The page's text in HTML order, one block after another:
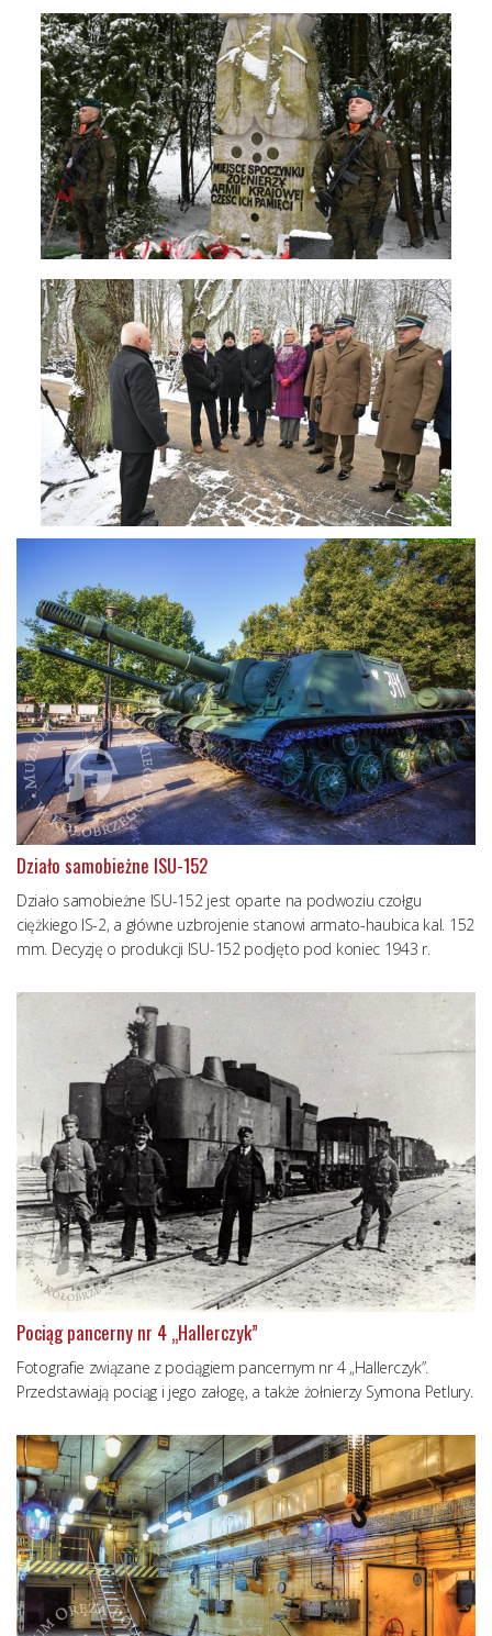
Działo samobieżne ISU-152
Działo samobieżne ISU-152 jest oparte na podwoziu czołgu
ciężkiego IS-2, a główne uzbrojenie stanowi armato-haubica kal. 152
mm. Decyzję o produkcji ISU-152 podjęto pod koniec 1943 r.
Pociąg pancerny nr 4 „Hallerczyk”
Fotografie związane z pociągiem pancernym nr 4 „Hallerczyk”.
Przedstawiają pociąg i jego załogę, a także żołnierzy Symona Petlury.